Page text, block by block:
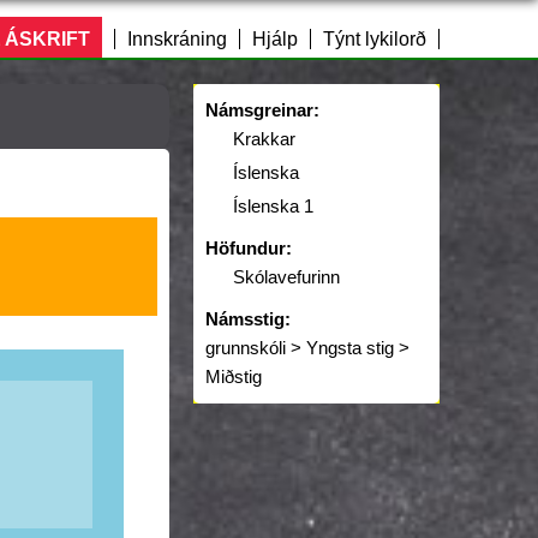
ÁSKRIFT Innskráning Hjálp Týnt lykilorð
Námsgreinar:
Krakkar
Íslenska
Íslenska 1
Höfundur:
Skólavefurinn
Námsstig:
grunnskóli > Yngsta stig >
Miðstig